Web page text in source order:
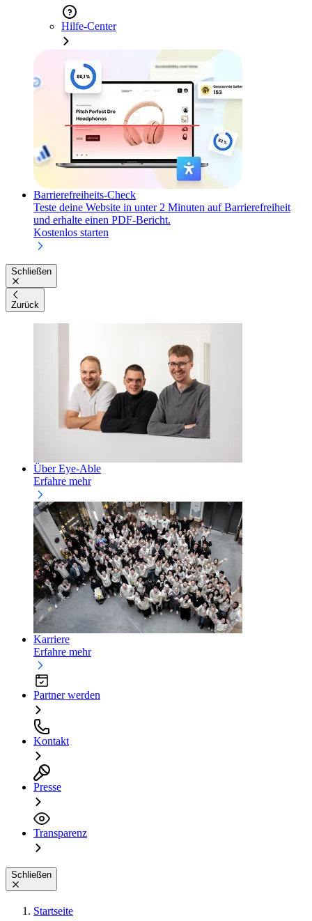
Hilfe-Center
Barrierefreiheits-Check
Teste deine Website in unter 2 Minuten auf Barrierefreiheit
und erhalte einen PDF-Bericht.
Kostenlos starten
Schließen
Zurück
Über Eye-Able
Erfahre mehr
Karriere
Erfahre mehr
Partner werden
Kontakt
Presse
Transparenz
Schließen
Startseite